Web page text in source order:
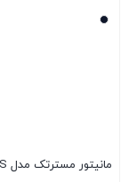
مانیتور مسترتک مدل VL249HS سایز 24 اینچ